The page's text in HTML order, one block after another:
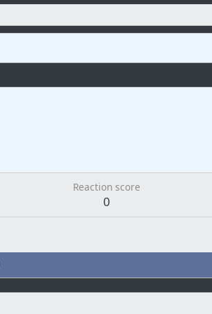
Reaction score
0